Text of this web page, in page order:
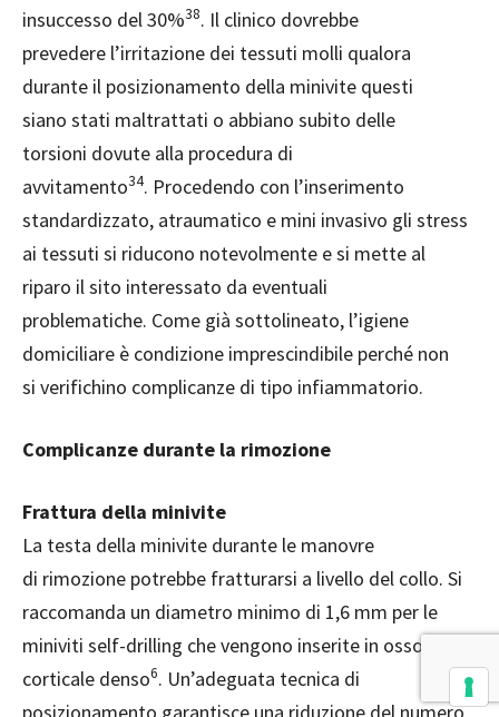
insuccesso del 30%38. Il clinico dovrebbe
prevedere l’irritazione dei tessuti molli qualora
durante il posizionamento della minivite questi
siano stati maltrattati o abbiano subito delle
torsioni dovute alla procedura di
avvitamento34. Procedendo con l’inserimento
standardizzato, atraumatico e mini invasivo gli stress
ai tessuti si riducono notevolmente e si mette al
riparo il sito interessato da eventuali
problematiche. Come già sottolineato, l’igiene
domiciliare è condizione imprescindibile perché non
si verifichino complicanze di tipo infiammatorio.
Complicanze durante la rimozione
Frattura della minivite
La testa della minivite durante le manovre
di rimozione potrebbe fratturarsi a livello del collo. Si
raccomanda un diametro minimo di 1,6 mm per le
miniviti self-drilling che vengono inserite in osso
corticale denso6. Un’adeguata tecnica di
posizionamento garantisce una riduzione del numero